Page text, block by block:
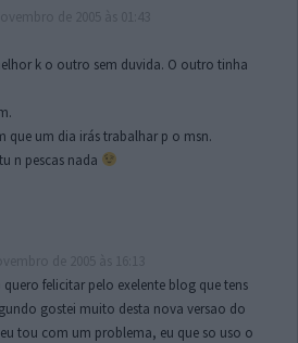
k o outro sem duvida. O outro tinha
que um dia irás trabalhar p o msn.
n pescas nada
quero felicitar pelo exelente blog que tens
gostei muito desta nova versao do
eu tou com um problema, eu que so uso o